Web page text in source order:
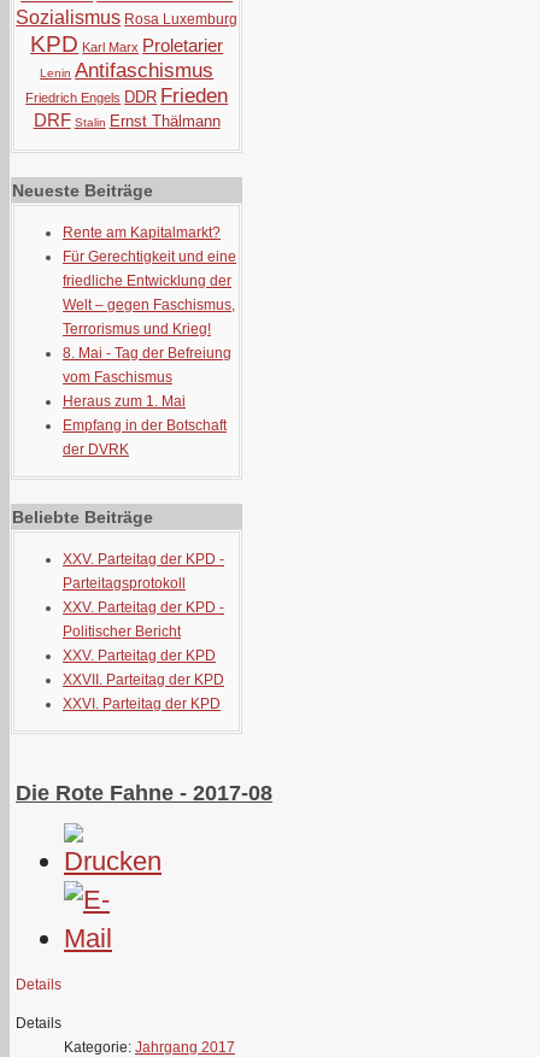
Sozialismus Rosa Luxemburg
KPD Karl Marx Proletarier
Lenin Antifaschismus
Friedrich Engels DDR Frieden
DRF Stalin Ernst Thälmann
Neueste Beiträge
Rente am Kapitalmarkt?
Für Gerechtigkeit und eine
friedliche Entwicklung der
Welt – gegen Faschismus,
Terrorismus und Krieg!
8. Mai - Tag der Befreiung
vom Faschismus
Heraus zum 1. Mai
Empfang in der Botschaft
der DVRK
Beliebte Beiträge
XXV. Parteitag der KPD -
Parteitagsprotokoll
XXV. Parteitag der KPD -
Politischer Bericht
XXV. Parteitag der KPD
XXVII. Parteitag der KPD
XXVI. Parteitag der KPD
Die Rote Fahne - 2017-08
Details
Details
Kategorie: Jahrgang 2017